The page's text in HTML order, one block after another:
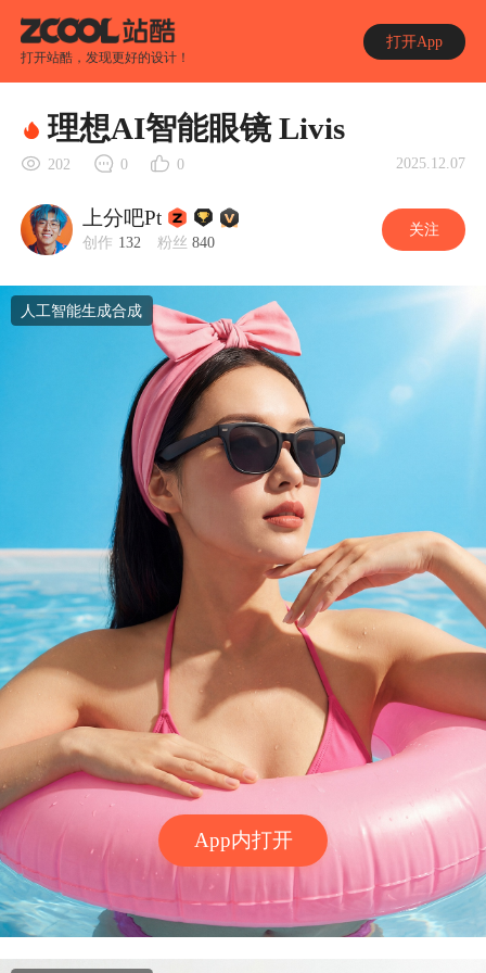
打开站酷，发现更好的设计！
打开App
App内打开
理想AI智能眼镜 Livis
202 0 0 2025.12.07
上分吧Pt
创作 132 粉丝 840
关注
人工智能生成合成